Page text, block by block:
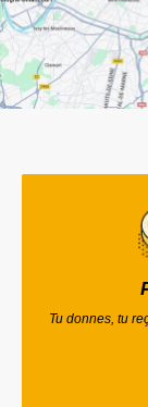
Tu donnes, tu